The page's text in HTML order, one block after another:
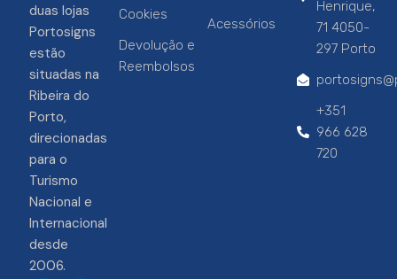
duas lojas
Portosigns
estão
situadas na
Ribeira do
Porto,
direcionadas
para o
Turismo
Nacional e
Internacional
desde
2006.
Cookies
Devolução e
Reembolsos
Acessórios
Henrique,
71 4050-
297 Porto
+351
966 628
720